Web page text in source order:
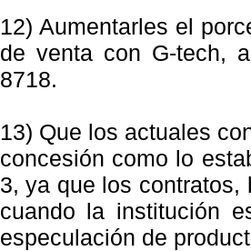
12) Aumentarles el
de venta con G-tech,
8718.
13) Que los actuales
concesión como lo
3, ya que los
cuando la institución
especulación de